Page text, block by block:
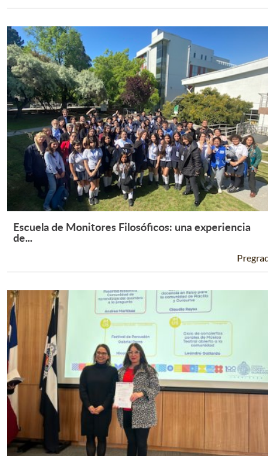
Leer Más +
Escuela de Monitores Filosóficos: una experiencia
de...